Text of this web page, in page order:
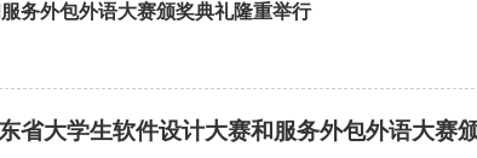
务外包外语大赛颁奖典礼隆重举行
省大学生软件设计大赛和服务外包外语大赛